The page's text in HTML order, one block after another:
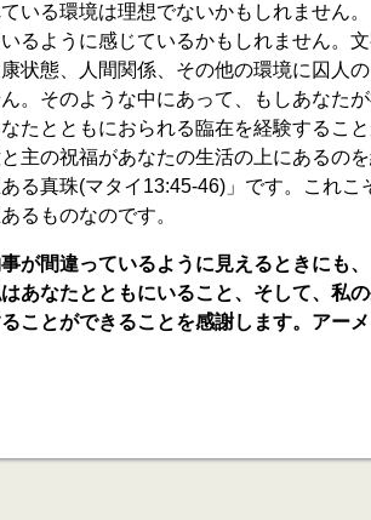
いる環境は理想でないかもしれません
るように感じているかもしれません。
状態、人間関係、その他の環境に囚人
。そのような中にあって、もしあなた
たとともにおられる臨在を経験するこ
主の祝福があなたの生活の上にあるの
る真珠(マタイ13:45-46)」です。これこ
るものなのです。
が間違っているように見えるときにも
あなたとともにいること、そして、私
ことができることを感謝します。アー